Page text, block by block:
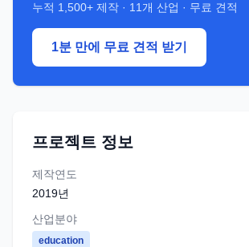
누적 1,500+ 제작 · 11 개 산업 · 무료 견적
1분 만에 무료 견적 받기
프로젝트 정보
제작연도
2019년
산업분야
education